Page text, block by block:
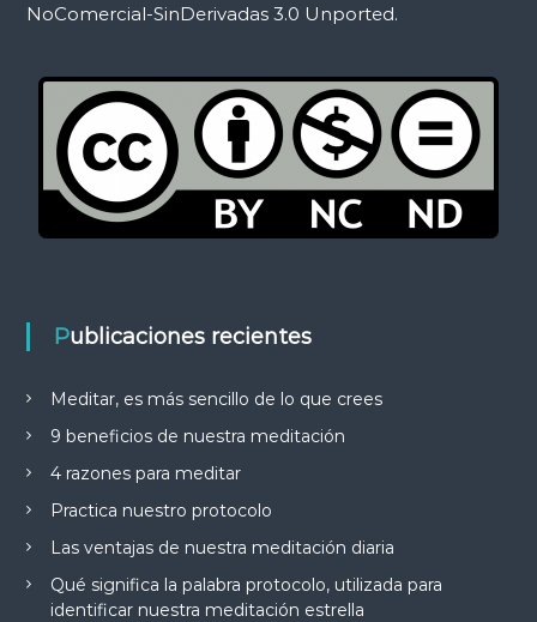
NoComercial-SinDerivadas 3.0 Unported.
Publicaciones recientes
Meditar, es más sencillo de lo que crees
9 beneficios de nuestra meditación
4 razones para meditar
Practica nuestro protocolo
Las ventajas de nuestra meditación diaria
Qué significa la palabra protocolo, utilizada para
identificar nuestra meditación estrella